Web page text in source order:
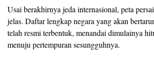
Usai berakhirnya jeda internasional, peta
jelas. Daftar lengkap negara yang akan
telah resmi terbentuk, menandai dimulainya
menuju pertempuran sesungguhnya.